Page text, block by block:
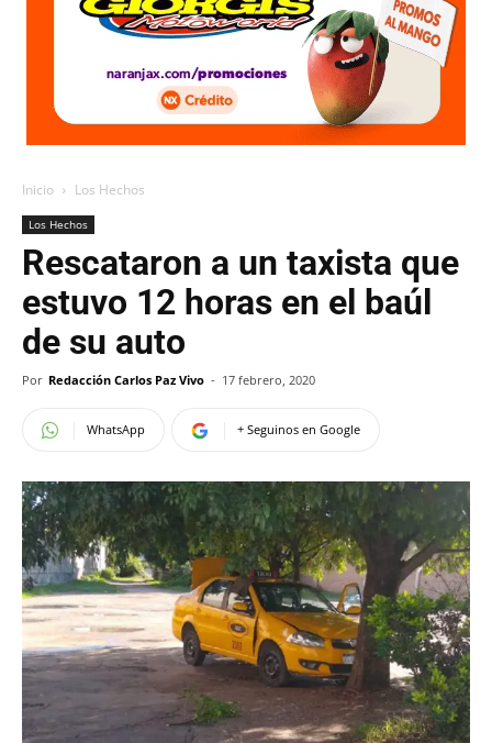
Inicio Los Hechos
Los Hechos
Rescataron a un taxista que
estuvo 12 horas en el baúl
de su auto
Por Redacción Carlos Paz Vivo - 17 febrero, 2020
WhatsApp + Seguinos en Google